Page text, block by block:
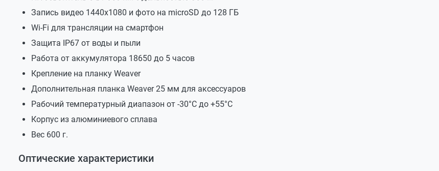
Запись видео 1440х1080 и фото на microSD до 128 ГБ
Wi-Fi для трансляции на смартфон
Защита IP67 от воды и пыли
Работа от аккумулятора 18650 до 5 часов
Крепление на планку Weaver
Дополнительная планка Weaver 25 мм для аксессуаров
Рабочий температурный диапазон от -30°C до +55°C
Корпус из алюминиевого сплава
Вес 600 г.
Оптические характеристики
Цветовой режим экрана
цветной/ черно-белый/ зеленый/ желтый
Функции записи (Фото/Видео)
Формат фото
Частота видео
Карта Micro SD
макс. 128Гб
Режимы записи видео
Запись, активируемая отдачей
Константин
Здравствуйте! Скажите, пожалуйста, в комплект входит крепление для пикатинни/вивер, чтобы можно
было поставить прицел на оружие?
Добрый день. Да, данное крепление входит в комплектацию.